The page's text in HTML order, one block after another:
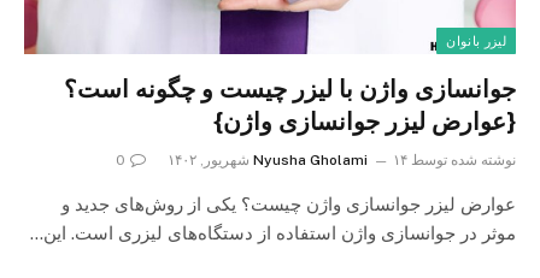
لیزر بانوان
جوانسازی واژن با لیزر چیست و چگونه است؟
{عوارض لیزر جوانسازی واژن}
نوشته شده توسط Nyusha Gholami ۱۴ شهریور, ۱۴۰۲ 0
عوارض لیزر جوانسازی واژن چیست؟ یکی از روش‌های جدید و
موثر در جوانسازی واژن استفاده از دستگاه‌های لیزری است. این…